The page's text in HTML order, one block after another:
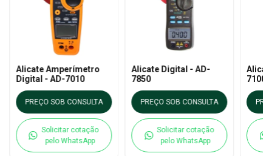
Alicate Amperímetro
Digital - AD-7010
PREÇO SOB CONSULTA
Solicitar cotação
pelo WhatsApp
Alicate Digital - AD-
7850
PREÇO SOB CONSULTA
Solicitar cotação
pelo WhatsApp
7100